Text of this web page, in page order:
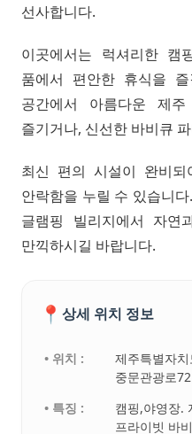
선사합니다.
이곳에서는 럭셔리한
품에서 편안한 휴식을
공간에서 아름다운 제
즐기거나, 신선한 바비큐
최신 편의 시설이 완비
안락함을 누릴 수 있습니
글램핑 빌리지에서 자
만끽하시길 바랍니다.
📍 상세 위치 정보
• 위치 :
제주특별자
중문관광로
• 특징 :
캠핑,야영장.
프라이빗 바